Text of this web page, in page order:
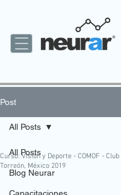
Post
All Posts
Blog Neurar
All Posts
Curso: Visión y Deporte - COMOF -
Torreón, México 2019